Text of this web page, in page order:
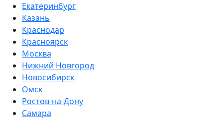
Екатеринбург
Казань
Краснодар
Красноярск
Москва
Нижний Новгород
Новосибирск
Омск
Ростов-на-Дону
Самара